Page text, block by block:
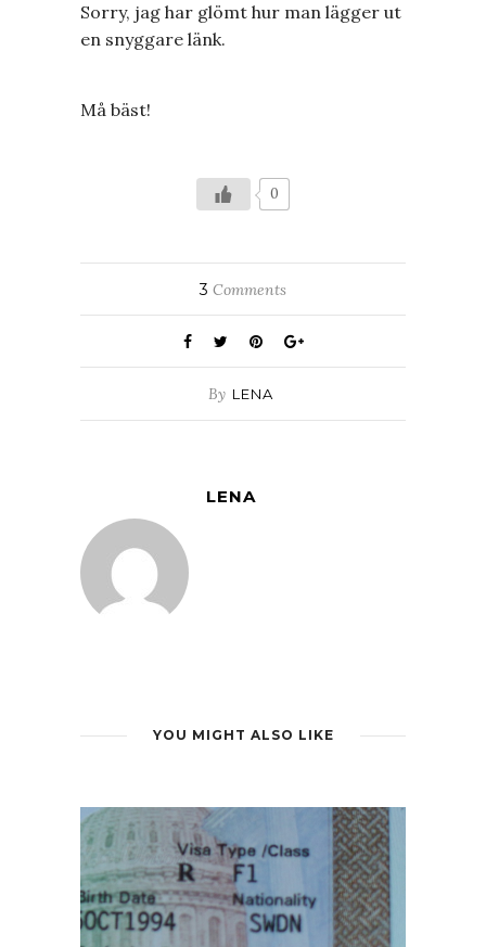
Sorry, jag har glömt hur man lägger ut
en snyggare länk.
Må bäst!
0
3 Comments
By LENA
LENA
YOU MIGHT ALSO LIKE